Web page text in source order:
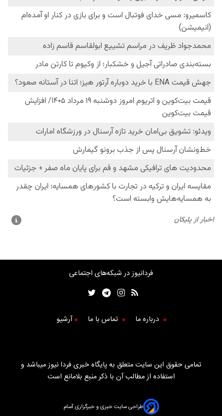
فردانیوز در شبکه‌های اجتماعی
درباره ما تماس با ما آرشیو
تمامی حقوق این سایت متعلق به پایگاه خبری فردا نیوز میباشد و
استفاده از مطالب آن با ذکر منبع بلامانع است
طراحی سایت خبری و خبرگزاری آسام